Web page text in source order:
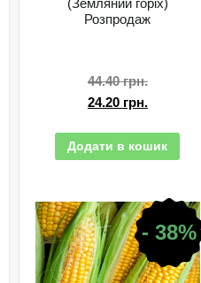
(Земляний горіх)
Розпродаж
44.40грн.
24.20 грн.
Додати в кошик
- 38%